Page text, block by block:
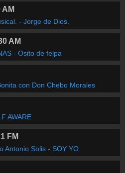
AM
- Jorge de Dios.
AM
- Osito de felpa
con Don Chebo Morales
AWARE
FM
Antonio Solis - SOY YO